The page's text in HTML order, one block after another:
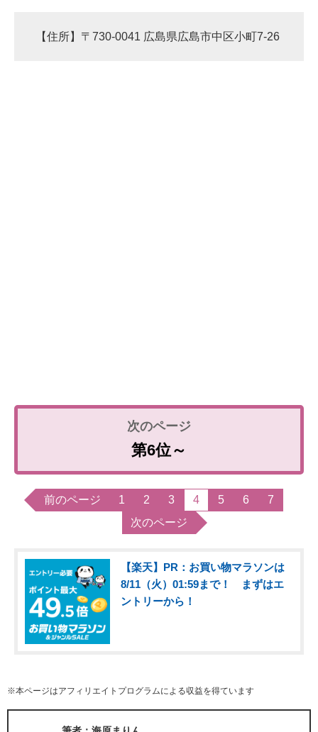
【住所】〒730-0041 広島県広島市中区小町7-26
第6位～
前のページ 1 2 3 4 5 6
7
次のページ
【楽天】PR：お買い物マラソンは
8/11（火）01:59まで！ まずはエ
ントリーから！
※本ページはアフィリエイトプログラムによる収益を得ています